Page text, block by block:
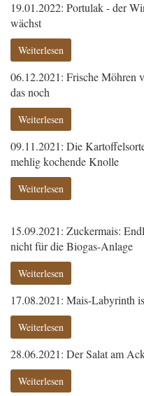
19.01.2022: Portulak - der
wächst
Weiterlesen
06.12.2021: Frische Möhren
das noch
Weiterlesen
09.11.2021: Die
mehlig kochende Knolle
Weiterlesen
15.09.2021: Zuckermais:
nicht für die Biogas-Anlage
Weiterlesen
17.08.2021: Mais-Labyrinth
Weiterlesen
28.06.2021: Der Salat am
Weiterlesen